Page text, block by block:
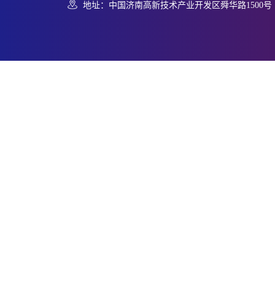
地址：中国济南高新技术产业开发区舜华路1500